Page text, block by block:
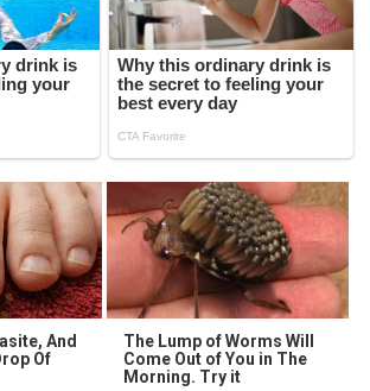
And
Of
The Lump of Worms Will
Come Out of You in The
Morning. Try it